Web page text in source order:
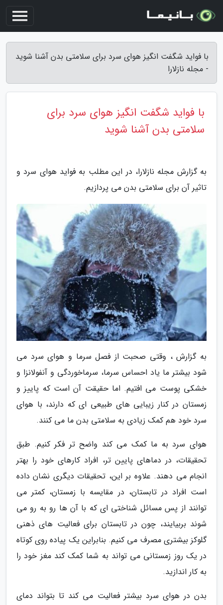
با فواید شگفت انگیز هوای سرد برای سلامتی بدن آشنا شوید
- مجله نازلارا
با فواید شگفت انگیز هوای سرد برای
سلامتی بدن آشنا شوید
به گزارش مجله نازلارا، در این مطلب به فواید هوای سرد و
تاثیر آن برای سلامتی بدن می پردازیم.
به گزارش ، وقتی صحبت از فصل سرما و هوای سرد می
شود بیشتر ما یاد احساس سرما، سرماخوردگی و آنفولانزا و
خشکی پوست می افتیم. اما حقیقت آن است که پاییز و
زمستان در کنار زیبایی های طبیعی ای که دارند، با هوای
سرد خود هم کمک زیادی به سلامتی بدن ما می کنند.
هوای سرد به ما کمک می کند واضح تر فکر کنیم. طبق
تحقیقات، در دماهای پایین تر، افراد کارهای خود را بهتر
انجام می دهند. علاوه بر این، تحقیقات دیگری نشان داده
است افراد در تابستان، در مقایسه با زمستان، کمتر می
توانند از پس مسائل شناختی ای که با آن ها رو به رو می
شوند بربیایند، چون در تابستان برای فعالیت های ذهنی
گلوکز بیشتری مصرف می کنیم. بنابراین یک پیاده روی کوتاه
در یک روز زمستانی می تواند به شما کمک کند مغز خود را
به کار اندازید.
بدن در هوای سرد بیشتر فعالیت می کند تا بتواند دمای